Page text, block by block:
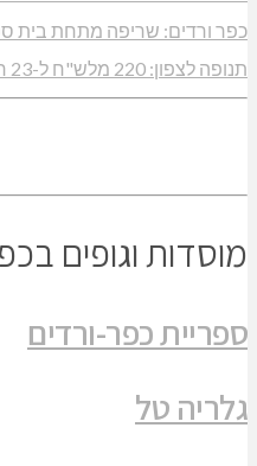
כפר ורדים: שריפה מתחת בית
תנופה לצפון: 220 מלש"ח ל-23 רשויות
מוסדות וגופים
ספריית כפר-ורדים
גלריה טל